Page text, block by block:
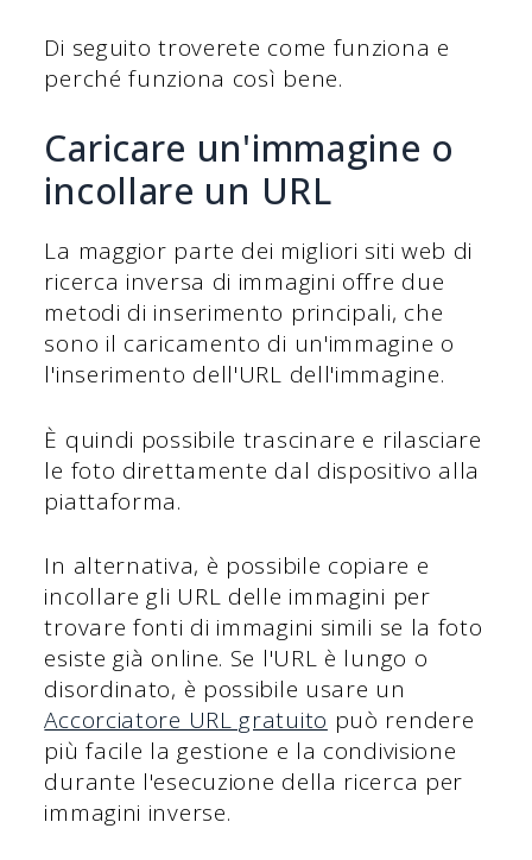
Di seguito troverete come funziona e
perché funziona così bene.
Caricare un'immagine o
incollare un URL
La maggior parte dei migliori siti web di
ricerca inversa di immagini offre due
metodi di inserimento principali, che
sono il caricamento di un'immagine o
l'inserimento dell'URL dell'immagine.
È quindi possibile trascinare e rilasciare
le foto direttamente dal dispositivo alla
piattaforma.
In alternativa, è possibile copiare e
incollare gli URL delle immagini per
trovare fonti di immagini simili se la foto
esiste già online. Se l'URL è lungo o
disordinato, è possibile usare un
Accorciatore URL gratuito può rendere
più facile la gestione e la condivisione
durante l'esecuzione della ricerca per
immagini inverse.